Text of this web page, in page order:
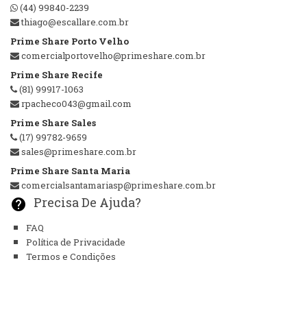
(44) 99840-2239
thiago@escallare.com.br
Prime Share Porto Velho
comercialportovelho@primeshare.com.br
Prime Share Recife
(81) 99917-1063
rpacheco043@gmail.com
Prime Share Sales
(17) 99782-9659
sales@primeshare.com.br
Prime Share Santa Maria
comercialsantamariasp@primeshare.com.br
help Precisa De Ajuda?
FAQ
Política de Privacidade
Termos e Condições